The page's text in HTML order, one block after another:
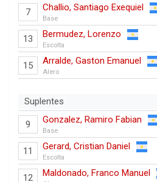
7 Challio, Santiago Exequiel
Base
13 Bermudez, Lorenzo
Escolta
15 Arralde, Gaston Emanuel
Alero
Suplentes
9 Gonzalez, Ramiro Fabian
Base
11 Gerard, Cristian Daniel
Escolta
12 Maldonado, Franco Manuel